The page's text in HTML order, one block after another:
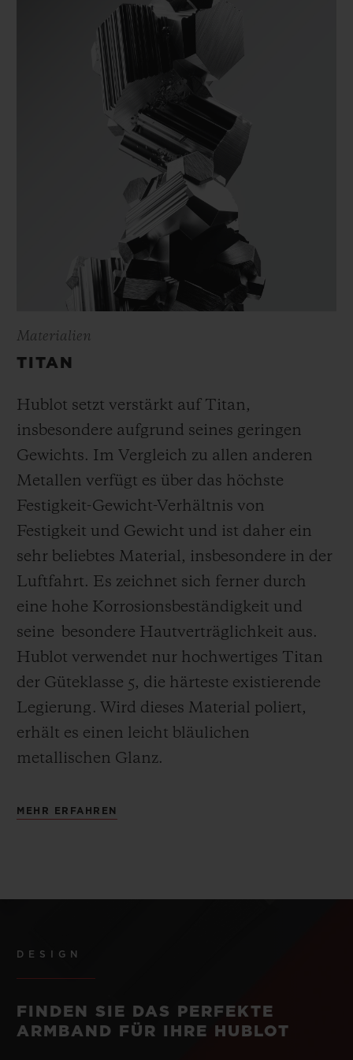
Materialien
TITAN
Hublot setzt verstärkt auf Titan,
insbesondere aufgrund seines geringen
Gewichts. Im Vergleich zu allen anderen
Metallen verfügt es über das höchste
Festigkeit-Gewicht-Verhältnis von
Festigkeit und Gewicht und ist daher ein
sehr beliebtes Material, insbesondere in der
Luftfahrt. Es zeichnet sich ferner durch
eine hohe Korrosionsbeständigkeit und
seine besondere Hautverträglichkeit aus.
Hublot verwendet nur hochwertiges Titan
der Güteklasse 5, die härteste existierende
Legierung. Wird dieses Material poliert,
erhält es einen leicht bläulichen
metallischen Glanz.
MEHR ERFAHREN
DESIGN
FINDEN SIE DAS PERFEKTE
ARMBAND FÜR IHRE HUBLOT